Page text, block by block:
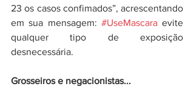
23 os casos confimados”, acrescentando
em sua mensagem: #UseMascara evite
qualquer tipo de exposição
desnecessária.
Grosseiros e negacionistas...